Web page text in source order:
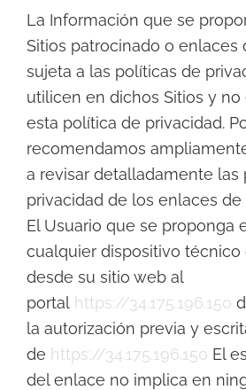
La Información que se
Sitios patrocinado o enlaces
sujeta a las políticas de
utilicen en dichos Sitios y no
esta política de privacidad.
recomendamos
a revisar detalladamente las
privacidad de los enlaces de
El Usuario que se proponga
cualquier dispositivo técnico
desde su sitio web al
portal https://34.175.196.150
la autorización previa y
de https://34.175.196.150 El
del enlace no implica en